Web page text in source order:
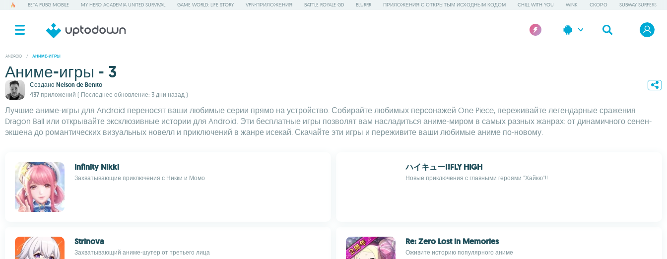
BETA PUBG MOBILE MY HERO ACADEMIA UNITED SURVIVAL GAME WORLD: LIFE STORY VPN-ПРИЛОЖЕНИЯ BATTLE ROYALE GD BLURRR ПРИЛОЖЕНИЯ С ОТКРЫТЫМ ИСХОДНЫМ КОДОМ CHILL WITH YOU WINK СКОРО SUBWAY SURFERS
ANDROID / АНИМЕ-ИГРЫ
Аниме-игры - 3
Создано Nelson de Benito
437 приложений ( Последнее обновление: 3 дни назад )
Лучшие аниме-игры для Android переносят ваши любимые серии прямо на устройство. Собирайте любимых персонажей One Piece, переживайте легендарные сражения
Dragon Ball или открывайте эксклюзивные истории для Android. Эти бесплатные игры позволят вам насладиться аниме-миром в самых разных жанрах: от динамичного сенен-
экшена до романтических визуальных новелл и приключений в жанре исекай. Скачайте эти игры и переживите ваши любимые аниме по-новому.
Infinity Nikki
Захватывающие приключения с Никки и Момо
ハイキュー!!FLY HIGH
Новые приключения с главными героями "Хайкю"!!
Strinova
Захватывающий аниме-шутер от третьего лица
Re: Zero Lost in Memories
Оживите историю популярного аниме